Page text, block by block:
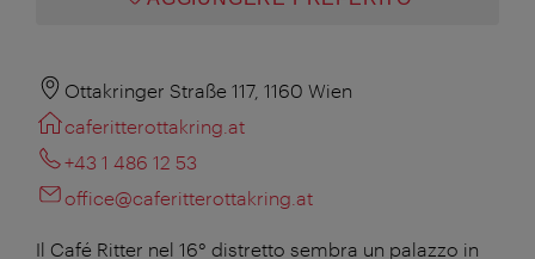
Ottakringer Straße 117, 1160 Wien
caferitterottakring.at
+43 1 486 12 53
office@caferitterottakring.at
Il Café Ritter nel 16° distretto sembra un palazzo in